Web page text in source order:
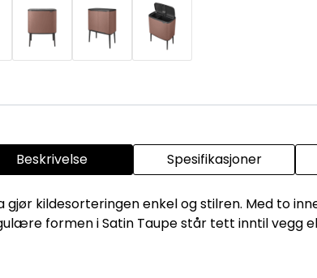
Beskrivelse Spesifikasjoner
kildesorteringen enkel og stilren. Med to
formen i Satin Taupe står tett inntil vegg